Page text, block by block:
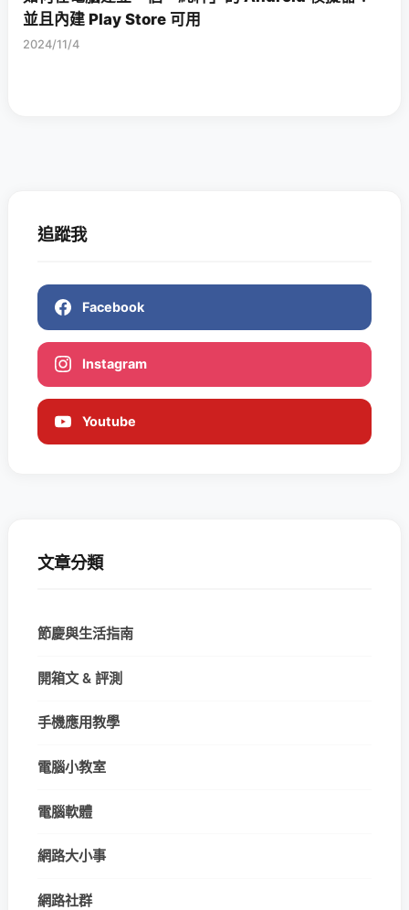
並且內建 Play Store 可用
2024/11/4
追蹤我
Facebook
Instagram
Youtube
文章分類
節慶與生活指南
開箱文 & 評測
手機應用教學
電腦小教室
電腦軟體
網路大小事
網路社群